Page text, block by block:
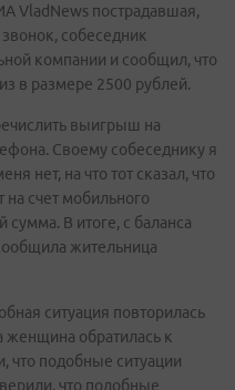
VladNews пострадавшая,
собеседник
компании и сообщил, что
в размере 2500 рублей.
выигрыш на
Своему собеседнику я
нет, на что тот сказал, что
на счет мобильного
В итоге, с баланса
жительница
ситуация повторилась
женщина обратилась к
что подобные ситуации
что подобные